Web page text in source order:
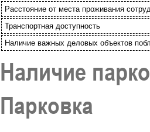
Расстояние от места проживания
Транспортная доступность
Наличие важных деловых объектов
Наличие
Парковка